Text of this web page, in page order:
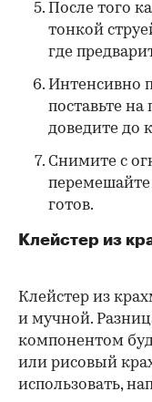
После того
тонкой
где
Интенсивно
поставьте
доведите до
Снимите с
перемешайте
готов.
Клейстер из
Клейстер из
и мучной.
компонентом
или рисовый
использовать,